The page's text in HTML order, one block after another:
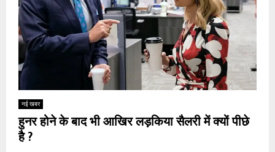
नई खबर
हुनर होने के बाद भी आखिर लड़किया सैलरी में क्यों पीछे
है ?